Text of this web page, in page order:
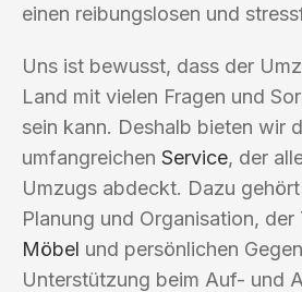
einen reibungslosen und
Uns ist bewusst, dass der
Land mit vielen Fragen und
sein kann. Deshalb bieten wir
umfangreichen Service, der
Umzugs abdeckt. Dazu
Planung und Organisation,
Möbel und persönlichen
Unterstützung beim Auf- und